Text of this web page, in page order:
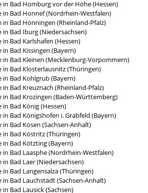
in Bad Homburg vor der Höhe (Hessen)
in Bad Honnef (Nordrhein-Westfalen)
Bad Hönningen (Rheinland-Pfalz)
Bad Iburg (Niedersachsen)
Bad Karlshafen (Hessen)
Bad Kissingen (Bayern)
in Bad Kleinen (Mecklenburg-Vorpommern)
in Bad Klosterlausnitz (Thüringen)
Bad Kohlgrub (Bayern)
Bad Kreuznach (Rheinland-Pfalz)
in Bad Krozingen (Baden-Württemberg)
Bad König (Hessen)
Bad Königshofen i. Grabfeld (Bayern)
Bad Kösen (Sachsen-Anhalt)
in Bad Köstritz (Thüringen)
Bad Kötzting (Bayern)
Bad Laasphe (Nordrhein-Westfalen)
Bad Laer (Niedersachsen)
Bad Langensalza (Thüringen)
Bad Lauchstädt (Sachsen-Anhalt)
Bad Lausick (Sachsen)